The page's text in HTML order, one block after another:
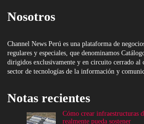
Nosotros
Channel News Perú es una plataforma de
regulares y especiales, que denominamos
dirigidos exclusivamente y en circuito cerrado al
sector de tecnologías de la información y
Notas recientes
Cómo crear infraestructuras
realmente pueda sostener